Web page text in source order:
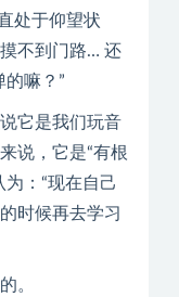
处于仰望状
不到门路… 还
嘛？”
它是我们玩音
说，它是“有根
：“现在自己
时候再去学习
。